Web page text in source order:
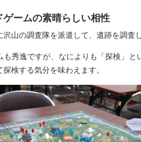
ゲームの素晴らしい相性
沢山の調査隊を派遣して、遺跡を調査
も秀逸ですが、なによりも「探検」
検する気分を味わえます。